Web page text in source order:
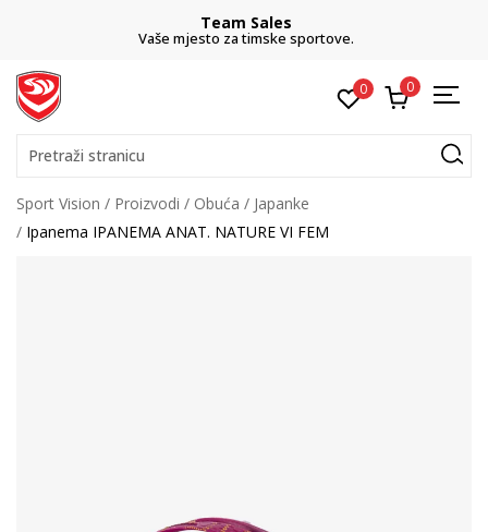
Team Sales
Vaše mjesto za timske sportove.
0 0
Pretraži stranicu
Sport Vision Proizvodi Obuća
Japanke
Ipanema IPANEMA ANAT. NATURE VI FEM